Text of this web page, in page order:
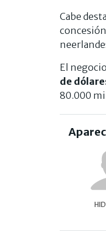
Cabe
El
de
80.000